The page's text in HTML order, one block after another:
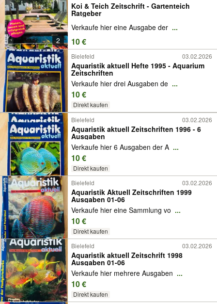
2
Koi & Teich Zeitschrift - Gartenteich
Ratgeber
Verkaufe hier eine Ausgabe der ...
10 €
Bielefeld 03.02.2026
Aquaristik aktuell Hefte 1995 - Aquarium
Zeitschriften
Verkaufe hier drei Ausgaben de ...
10 €
Direkt kaufen
Bielefeld
03.02.2026
Aquaristik aktuell Zeitschriften 1996 - 6
Ausgaben
Verkaufe hier 6 Ausgaben der A ...
10 €
Direkt kaufen
Bielefeld
03.02.2026
Aquaristik Aktuell Zeitschriften 1999
Ausgaben 01-06
Verkaufe hier eine Sammlung vo ...
10 €
Direkt kaufen
Bielefeld
03.02.2026
Aquaristik aktuell Zeitschrift 1998
Ausgaben 01-06
Verkaufe hier mehrere Ausgaben ...
10 €
Direkt kaufen